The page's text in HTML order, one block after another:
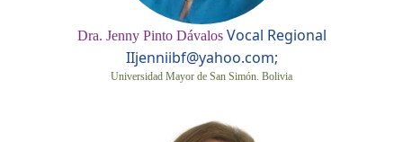
Dra. Jenny Pinto Dávalos Vocal Regional
IIjenniibf@yahoo.com;
Universidad Mayor de San Simón. Bolivia